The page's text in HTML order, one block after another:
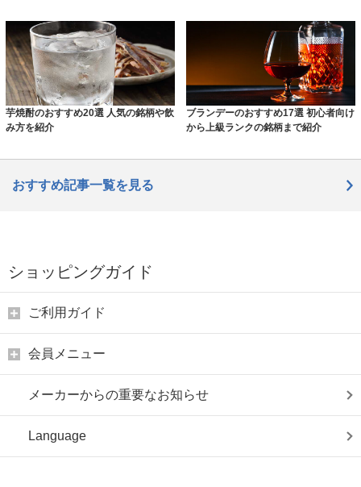
芋焼酎のおすすめ20選 人気の銘柄や飲
み方を紹介
ブランデーのおすすめ17選 初心者向け
から上級ランクの銘柄まで紹介
おすすめ記事一覧を見る
ショッピングガイド
ご利用ガイド
会員メニュー
メーカーからの重要なお知らせ
Language